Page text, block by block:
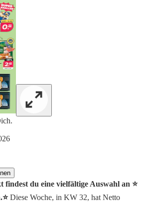
findest du eine vielfältige Auswahl an ⭐️
Diese Woche, in KW 32, hat Netto